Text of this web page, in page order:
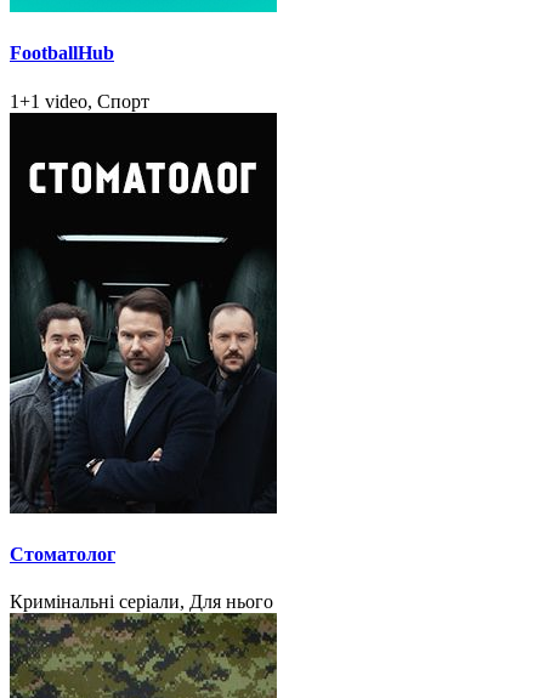
FootballHub
1+1 video, Спорт
Стоматолог
Кримінальні серіали, Для нього